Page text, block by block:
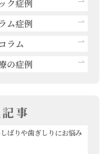
ク症例
ム症例
ラム
の症例
事
ばりや歯ぎしりにお悩み